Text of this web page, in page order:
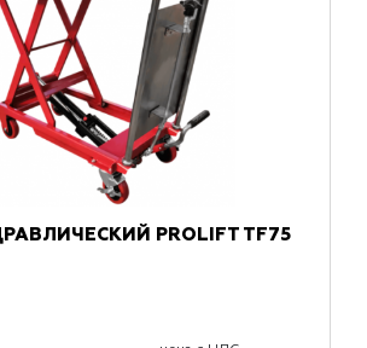
PROLIFT TF75